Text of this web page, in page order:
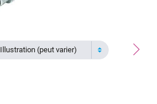
Illustration (peut varier)